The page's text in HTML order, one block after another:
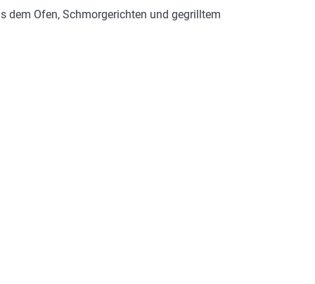
Ofen, Schmorgerichten und gegrilltem